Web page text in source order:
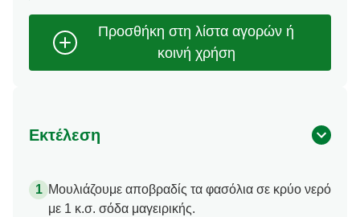
Εκτέλεση
Μουλιάζουμε αποβραδίς τα φασόλια σε κρύο νερό
με 1 κ.σ. σόδα μαγειρικής.